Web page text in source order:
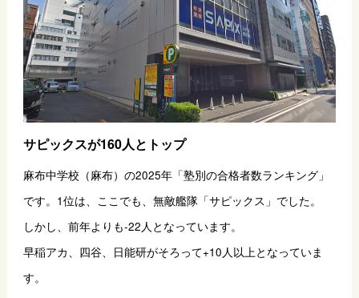
サピックスが160人とトップ
麻布中学校（麻布）の2025年「塾別の合格者数ランキング」
です。1位は、ここでも、無敵艦隊「サピックス」でした。
しかし、前年よりも-22人となっています。
早稲アカ、四谷、日能研がそろって+10人以上となっていま
す。